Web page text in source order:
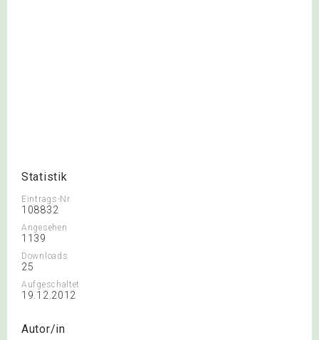
Statistik
Eintrags-Nr.
108832
Angesehen
1139
Downloads
25
Aufgeschaltet
19.12.2012
Autor/in